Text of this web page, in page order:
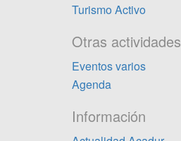
Turismo Activo
Otras actividades
Eventos varios
Agenda
Información